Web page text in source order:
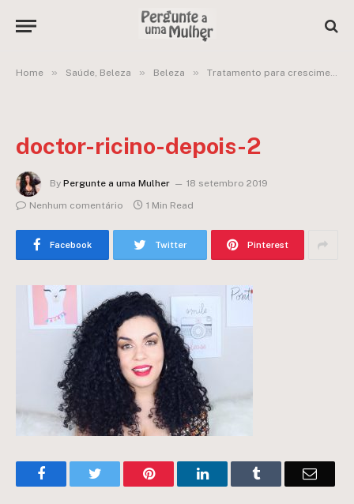
Home » Saúde, Beleza » Beleza » Tratamento para crescimento capilar com Novex Doctor Rícino da Embelleze
doctor-ricino-depois-2
By Pergunte a uma Mulher
18 setembro 2019
Nenhum comentário
1 Min Read
Facebook Twitter Pinterest
FacebookTwitter Pinterest LinkedInTumblr Email